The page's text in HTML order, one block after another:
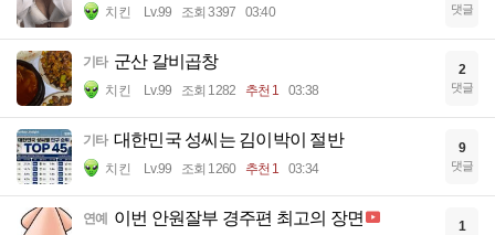
치킨 Lv.99 조회 3397 03:40 댓글
기타 군산 갈비곱창
치킨 Lv.99 조회 1282 추천 1 03:38
2
댓글
기타 대한민국 성씨는 김이박이 절반
치킨 Lv.99 조회 1260 추천 1 03:34
9
댓글
연예 이번 안원잘부 경주편 최고의 장면 1